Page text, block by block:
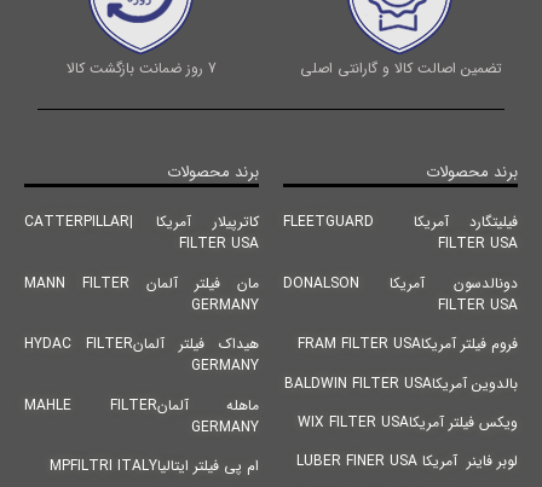
تضمین اصالت کالا و گارانتی اصلی 7 روز ضمانت بازگشت کالا
برند محصولات
فیلیتگارد آمریکا FLEETGUARD
FILTER USA
دونالدسون آمریکا DONALSON
FILTER USA
فروم فیلتر آمریکاFRAM FILTER USA
بالدوین آمریکاBALDWIN FILTER USA
ویکس فیلتر آمریکاWIX FILTER USA
لوبر فاینر آمریکا LUBER FINER USA
برند محصولات
کاترپیلار آمریکا |CATTERPILLAR
FILTER USA
مان فیلتر آلمان MANN FILTER
GERMANY
هیداک فیلتر آلمانHYDAC FILTER
GERMANY
ماهله آلمانMAHLE FILTER
GERMANY
ام پی فیلتر ایتالیاMPFILTRI ITALY